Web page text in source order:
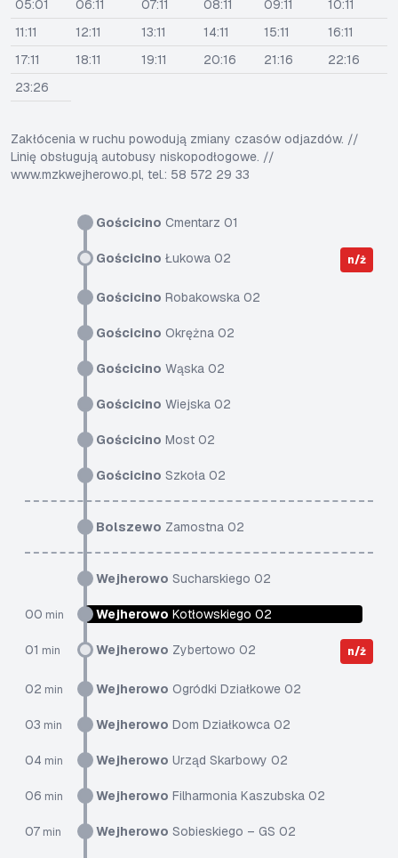
Gościcino Cmentarz 01
Gościcino Łukowa 02 n/ż
Gościcino Robakowska 02
Gościcino Okrężna 02
Gościcino Wąska 02
Gościcino Wiejska 02
Gościcino Most 02
Gościcino Szkoła 02
Bolszewo Zamostna 02
Wejherowo Sucharskiego 02
00 min Wejherowo Kotłowskiego 02
01 min Wejherowo Zybertowo 02 n/ż
02 min Wejherowo Ogródki Działkowe 02
03 min Wejherowo Dom Działkowca 02
04 min Wejherowo Urząd Skarbowy 02
06 min Wejherowo Filharmonia Kaszubska 02
07 min Wejherowo Sobieskiego – GS 02
05:01 06:11 07:11 08:11 09:11
10:11
11:11
12:11 13:11 14:11 15:11
16:11
17:11
18:11 19:11 20:16 21:16
22:16
23:26
Zakłócenia w ruchu powodują zmiany czasów odjazdów. //
Linię obsługują autobusy niskopodłogowe. //
www.mzkwejherowo.pl, tel.: 58 572 29 33